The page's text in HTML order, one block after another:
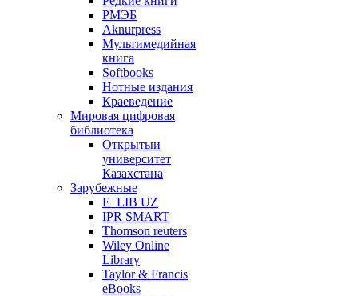
РМЭБ
Аknurpress
Мультимедийная
книга
Softbooks
Нотные издания
Краеведение
Мировая цифровая
библиотека
Открытыи
университет
Казахстана
Зарубежные
E_LIB UZ
IPR SMART
Thomson reuters
Wiley Online
Library
Taylor & Francis
eBooks